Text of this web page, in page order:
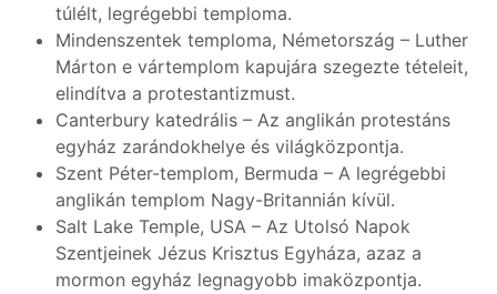
túlélt, legrégebbi temploma.
Mindenszentek temploma, Németország – Luther
Márton e vártemplom kapujára szegezte tételeit,
elindítva a protestantizmust.
Canterbury katedrális – Az anglikán protestáns
egyház zarándokhelye és világközpontja.
Szent Péter-templom, Bermuda – A legrégebbi
anglikán templom Nagy-Britannián kívül.
Salt Lake Temple, USA – Az Utolsó Napok
Szentjeinek Jézus Krisztus Egyháza, azaz a
mormon egyház legnagyobb imaközpontja.